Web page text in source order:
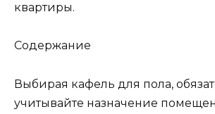
квартиры.
Содержание
Выбирая кафель для пола,
учитывайте назначение